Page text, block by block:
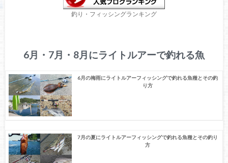
釣り・フィッシングランキング
6月・7月・8月にライトルアーで釣れる魚
6月の梅雨にライトルアーフィッシングで釣れる魚種とその釣
り方
7月の夏にライトルアーフィッシングで釣れる魚種とその釣り
方